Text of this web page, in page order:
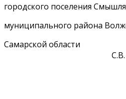
городского поселения
муниципального района
Самарской области
С.В.